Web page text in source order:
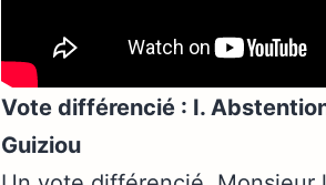
Vote différencié : I.
Guiziou